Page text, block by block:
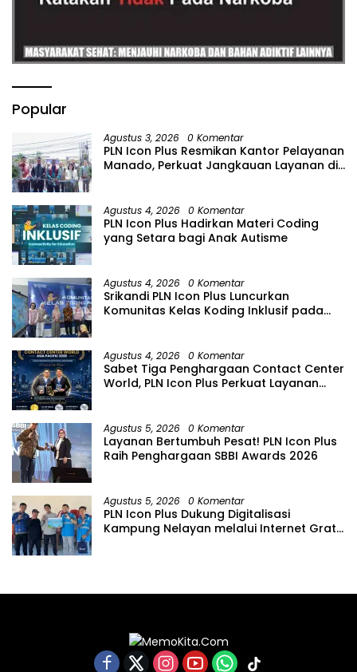
Popular
Agustus 3, 2026 0 Komentar
PLN Icon Plus Resmikan Kantor Pelayanan
Manado, Perkuat Jangkauan Layanan di
Agustus 4, 2026 0 Komentar
PLN Icon Plus Hadirkan Materi Coding
yang Setara bagi Anak Autisme
Agustus 4, 2026 0 Komentar
Srikandi PLN Icon Plus Luncurkan
Komunitas Kelas Koding Inklusif pada
Agustus 4, 2026 0 Komentar
Sabet Tiga Penghargaan Contact Center
World, PLN Icon Plus Perkuat Layanan
Agustus 5, 2026 0 Komentar
Layanan Bertumbuh Pesat! PLN Icon Plus
Raih Penghargaan SBBI Awards 2026
Agustus 5, 2026 0 Komentar
PLN Icon Plus Dukung Digitalisasi
Kampung Nelayan melalui Internet Gratis